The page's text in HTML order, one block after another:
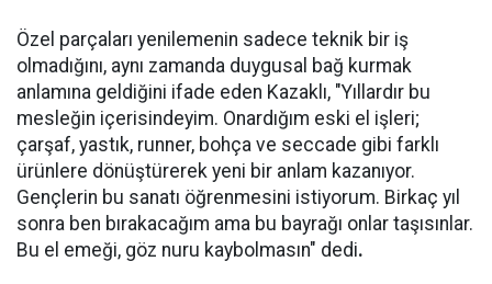
Özel parçaları yenilemenin sadece teknik bir iş
olmadığını, aynı zamanda duygusal bağ kurmak
anlamına geldiğini ifade eden Kazaklı, "Yıllardır bu
mesleğin içerisindeyim. Onardığım eski el işleri;
çarşaf, yastık, runner, bohça ve seccade gibi farklı
ürünlere dönüştürerek yeni bir anlam kazanıyor.
Gençlerin bu sanatı öğrenmesini istiyorum. Birkaç yıl
sonra ben bırakacağım ama bu bayrağı onlar taşısınlar.
Bu el emeği, göz nuru kaybolmasın" dedi.